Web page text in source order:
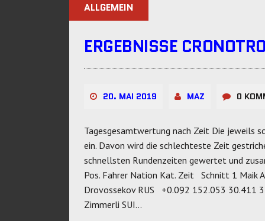
ALLGEMEIN
ERGEBNISSE
20. MAI 2019 MAZ 0
Tagesgesamtwertung nach Zeit Die jeweils
ein. Davon wird die schlechteste Zeit
schnellsten Rundenzeiten gewertet und
Pos. Fahrer Nation Kat. Zeit Schnitt 1
Drovossekov RUS +0.092 152.053 30.411
Zimmerli SUI…